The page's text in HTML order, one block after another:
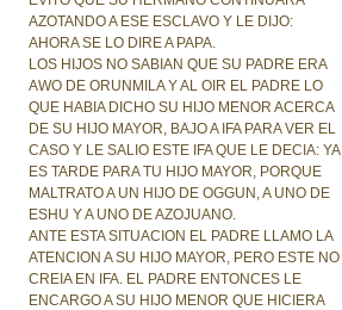
AZOTANDO A ESE ESCLAVO Y LE DIJO:
AHORA SE LO DIRE A PAPA.
LOS HIJOS NO SABIAN QUE SU PADRE ERA
AWO DE ORUNMILA Y AL OIR EL PADRE LO
QUE HABIA DICHO SU HIJO MENOR ACERCA
DE SU HIJO MAYOR, BAJO A IFA PARA VER EL
CASO Y LE SALIO ESTE IFA QUE LE DECIA: YA
ES TARDE PARA TU HIJO MAYOR, PORQUE
MALTRATO A UN HIJO DE OGGUN, A UNO DE
ESHU Y A UNO DE AZOJUANO.
ANTE ESTA SITUACION EL PADRE LLAMO LA
ATENCION A SU HIJO MAYOR, PERO ESTE NO
CREIA EN IFA. EL PADRE ENTONCES LE
ENCARGO A SU HIJO MENOR QUE HICIERA